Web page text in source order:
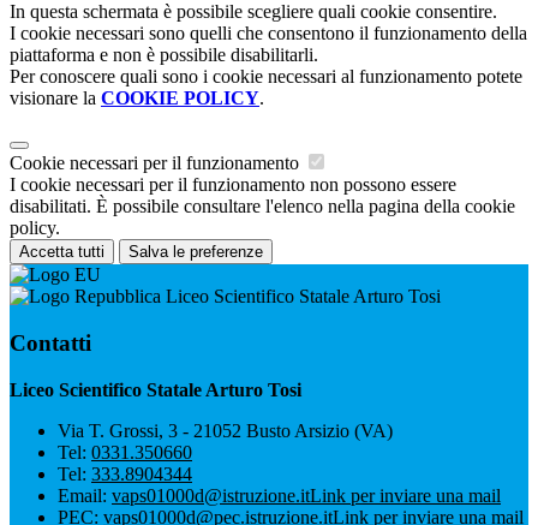
In questa schermata è possibile scegliere quali cookie consentire.
I cookie necessari sono quelli che consentono il funzionamento della
piattaforma e non è possibile disabilitarli.
Per conoscere quali sono i cookie necessari al funzionamento potete
visionare la COOKIE POLICY.
Cookie necessari per il funzionamento
I cookie necessari per il funzionamento non possono essere
disabilitati. È possibile consultare l'elenco nella pagina della cookie
policy.
Accetta tutti Salva le preferenze
Liceo Scientifico Statale Arturo Tosi
Contatti
Liceo Scientifico Statale Arturo Tosi
Via T. Grossi, 3 - 21052 Busto Arsizio (VA)
Tel: 0331.350660
Tel: 333.8904344
Email: vaps01000d@istruzione.itLink per inviare una mail
PEC: vaps01000d@pec.istruzione.itLink per inviare una mail